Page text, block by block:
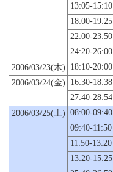
13:05-15:10
18:00-19:25
22:00-23:50
24:20-26:00
2006/03/23(木)
18:10-20:00
2006/03/24(金)
16:30-18:38
27:40-28:54
2006/03/25(土) 08:00-09:40
09:40-11:50
11:50-13:20
13:20-15:25